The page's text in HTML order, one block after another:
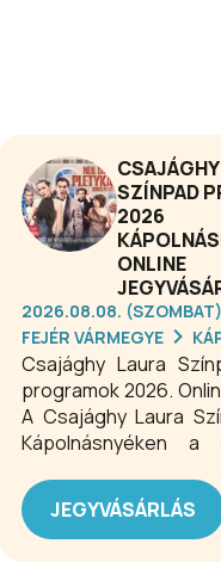
SZÍNPAD
2026
ONLINE
2026.08.08. (SZOMBAT)
FEJÉR VÁRMEGYE
Csajághy Laura
programok 2026.
A Csajághy Laura
Kápolnásnyéken
művészet
közelebb a
repertoár,
közvetlen
JEGYVÁSÁRLÁS